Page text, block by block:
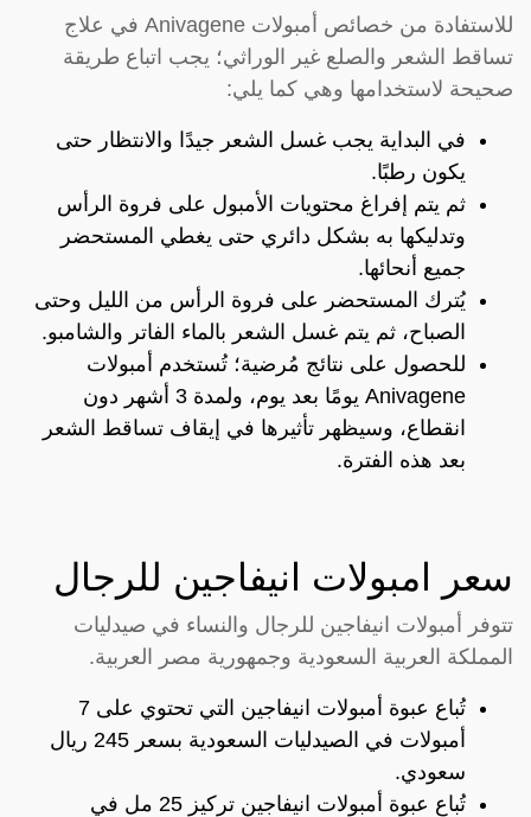
للاستفادة من خصائص أمبولات Anivagene في علاج
تساقط الشعر والصلع غير الوراثي؛ يجب اتباع طريقة
صحيحة لاستخدامها وهي كما يلي:
في البداية يجب غسل الشعر جيدًا والانتظار حتى
يكون رطبًا.
ثم يتم إفراغ محتويات الأمبول على فروة الرأس
وتدليكها به بشكل دائري حتى يغطي المستحضر
جميع أنحائها.
يُترك المستحضر على فروة الرأس من الليل وحتى
الصباح، ثم يتم غسل الشعر بالماء الفاتر والشامبو.
للحصول على نتائج مُرضية؛ تُستخدم أمبولات
Anivagene يومًا بعد يوم، ولمدة 3 أشهر دون
انقطاع، وسيظهر تأثيرها في إيقاف تساقط الشعر
بعد هذه الفترة.
سعر امبولات انيفاجين للرجال
تتوفر أمبولات انيفاجين للرجال والنساء في صيدليات
المملكة العربية السعودية وجمهورية مصر العربية.
تُباع عبوة أمبولات انيفاجين التي تحتوي على 7
أمبولات في الصيدليات السعودية بسعر 245 ريال
سعودي.
تُباع عبوة أمبولات انيفاجين تركيز 25 مل في